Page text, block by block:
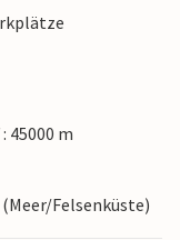
45000 m
Felsenküste)